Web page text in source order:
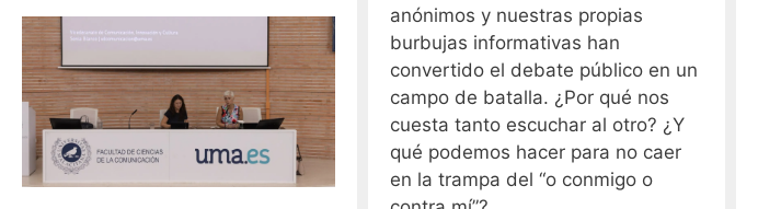
anónimos y nuestras propias
burbujas informativas han
convertido el debate público en un
campo de batalla. ¿Por qué nos
cuesta tanto escuchar al otro? ¿Y
qué podemos hacer para no caer
en la trampa del “o conmigo o